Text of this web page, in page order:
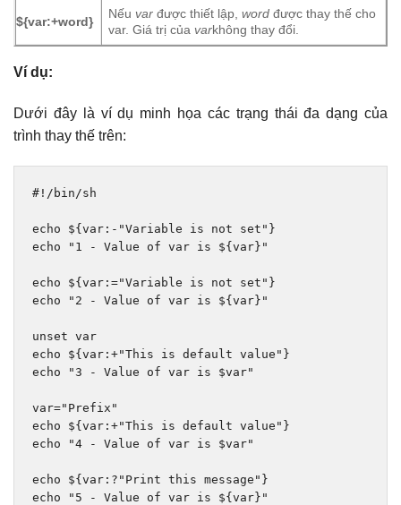
${var:+word}
Nếu var được thiết lập,word được thay thế cho
var. Giá trị của varkhông thay đổi.
Ví dụ:
Dưới đây là ví dụ minh họa các trạng thái đa dạng của
trình thay thế trên:
#!/bin/sh
echo ${ var :- "Variable is not set" }
echo
"1 - Value of var is ${var}"
echo ${ var :="Variable is not set" }
echo
"2 - Value of var is ${var}"
unset var
echo ${ var :+"This is default value" }
echo
"3 - Value of var is $var"
var="Prefix"
echo ${ var :+"This is default value" }
echo
"4 - Value of var is $var"
echo ${ var :? "Print this message" }
echo
"5 - Value of var is ${var}"